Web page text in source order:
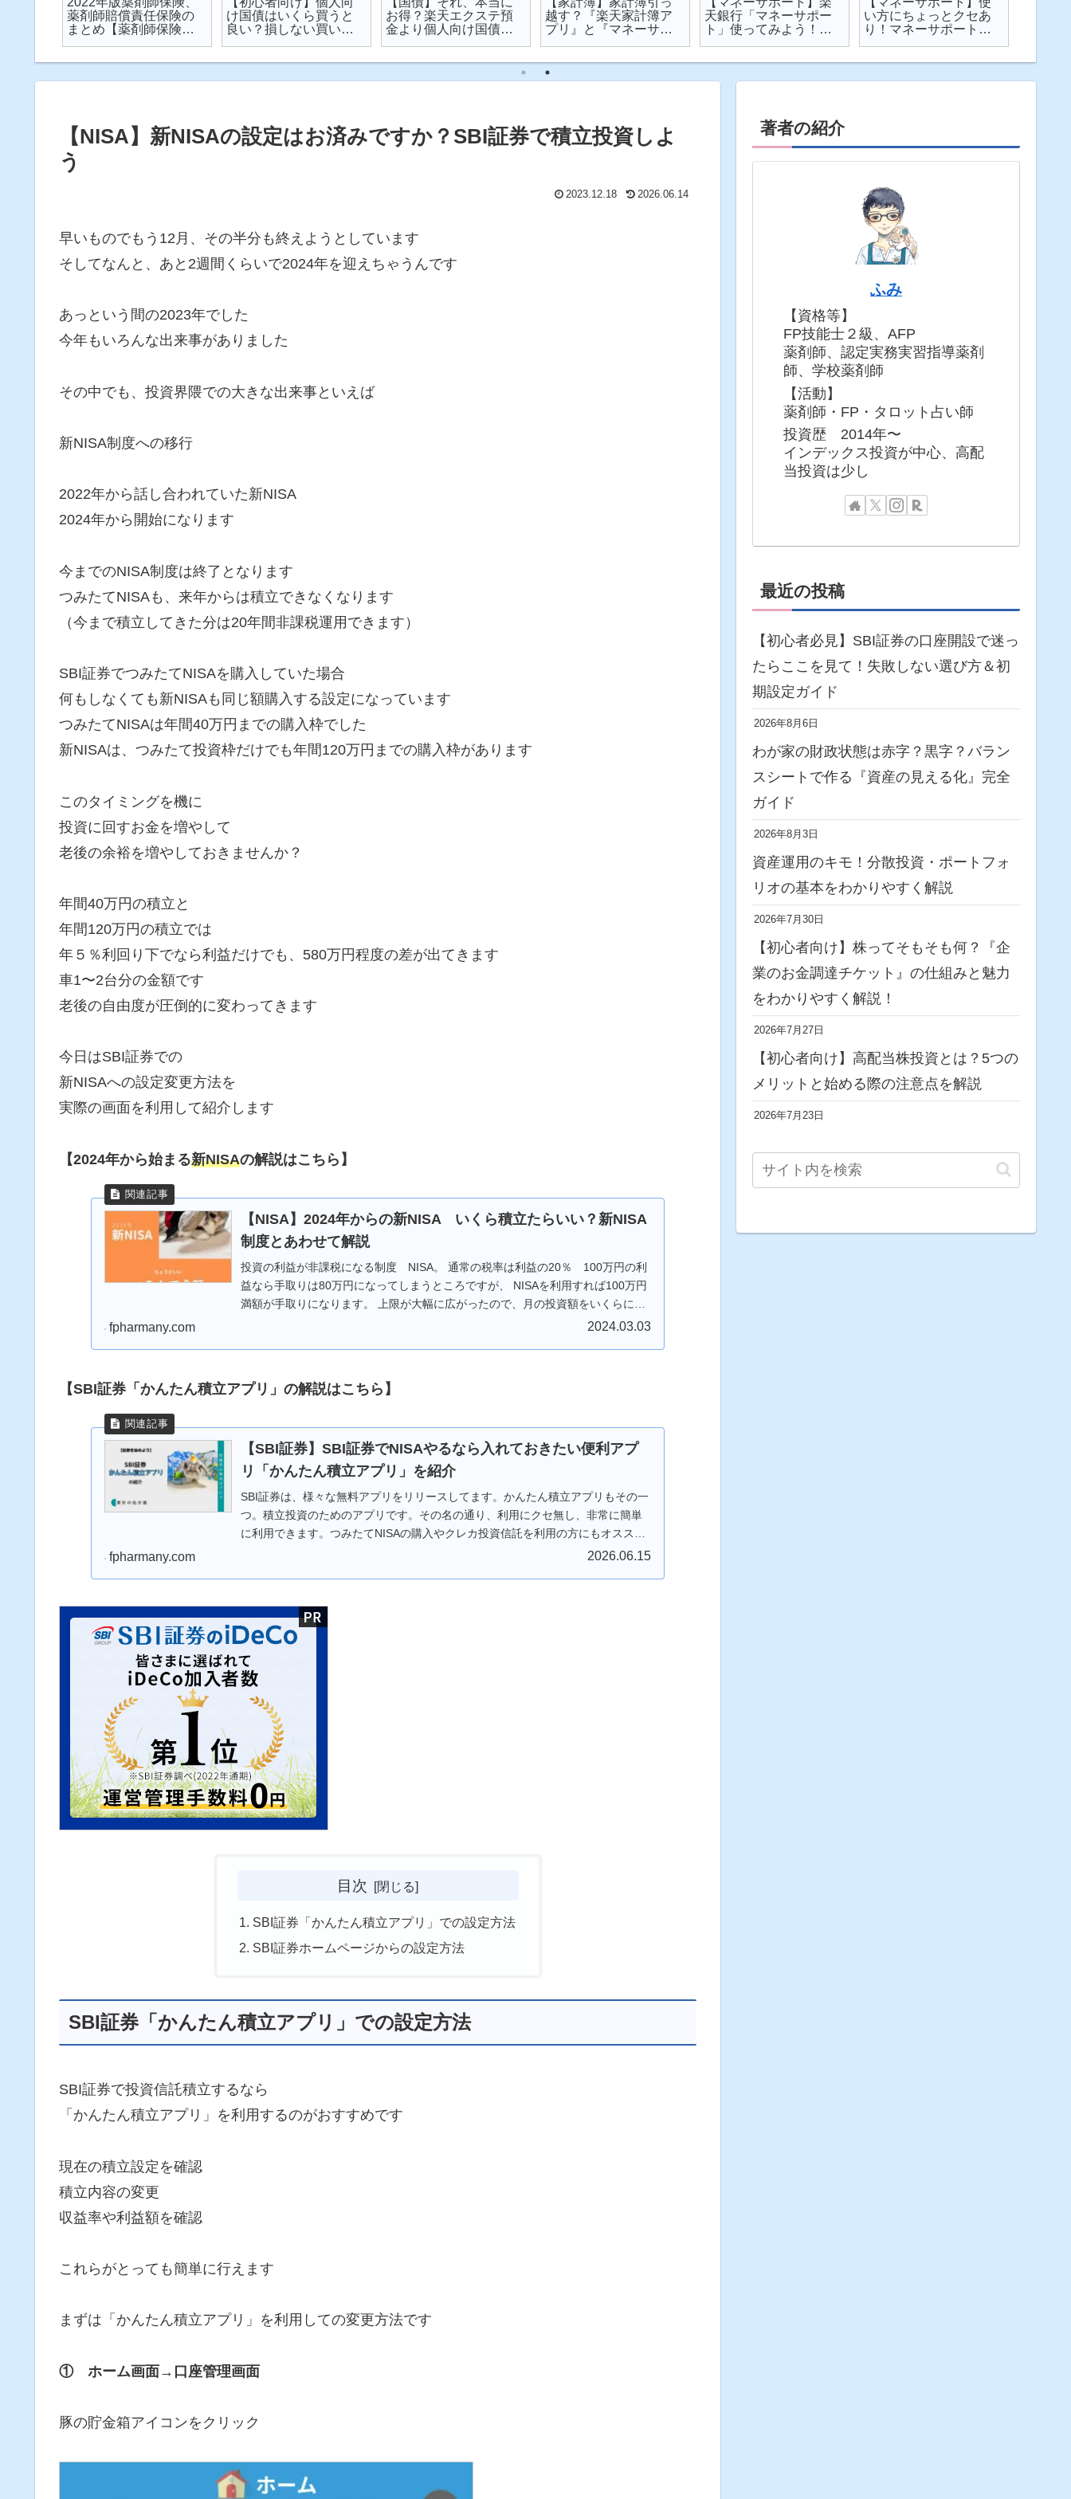
薬剤師賠償責任保険の
まとめ【薬剤師保険】
け国債はいくら買うと
良い？損しない買い方
お得？楽天エクステ預
金より個人向け国債を
越す？『楽天家計簿ア
プリ』と『マネーサポ
天銀行「マネーサポー
ト」使ってみよう！
い方にちょっとクセあ
り！マネーサポートの
【NISA】新NISAの設定はお済みですか？SBI証券で積立投資しよ
う
2023.12.18 2026.06.14
早いものでもう12月、その半分も終えようとしています
そしてなんと、あと2週間くらいで2024年を迎えちゃうんです
あっという間の2023年でした
今年もいろんな出来事がありました
その中でも、投資界隈での大きな出来事といえば
新NISA制度への移行
2022年から話し合われていた新NISA
2024年から開始になります
今までのNISA制度は終了となります
つみたてNISAも、来年からは積立できなくなります
（今まで積立してきた分は20年間非課税運用できます）
SBI証券でつみたてNISAを購入していた場合
何もしなくても新NISAも同じ額購入する設定になっています
つみたてNISAは年間40万円までの購入枠でした
新NISAは、つみたて投資枠だけでも年間120万円までの購入枠があります
このタイミングを機に
投資に回すお金を増やして
老後の余裕を増やしておきませんか？
年間40万円の積立と
年間120万円の積立では
年５％利回り下でなら利益だけでも、580万円程度の差が出てきます
車1〜2台分の金額です
老後の自由度が圧倒的に変わってきます
今日はSBI証券での
新NISAへの設定変更方法を
実際の画面を利用して紹介します
【2024年から始まる新NISAの解説はこちら】
【NISA】2024年からの新NISA いくら積立たらいい？新NISA
制度とあわせて解説
投資の利益が非課税になる制度 NISA。 通常の税率は利益の20％ 100万円の利
益なら手取りは80万円になってしまうところですが、 NISAを利用すれば100万円
満額が手取りになります。 上限が大幅に広がったので、月の投資額をいくらにし
ようか悩みませんか？ 今回は、年収から考えたNISA利用額を紹介します。
fpharmany.com 2024.03.03
【SBI証券「かんたん積立アプリ」の解説はこちら】
【SBI証券】SBI証券でNISAやるなら入れておきたい便利アプ
リ「かんたん積立アプリ」を紹介
SBI証券は、様々な無料アプリをリリースしてます。かんたん積立アプリもその一
つ。積立投資のためのアプリです。その名の通り、利用にクセ無し、非常に簡単
に利用できます。つみたてNISAの購入やクレカ投資信託を利用の方にもオススメ
です。今回はその「かんたん積立アプリ」使い方の紹介です。＃投資＃SBI証券＃
fpharmany.com 2026.06.15
目次
SBI証券「かんたん積立アプリ」での設定方法
SBI証券ホームページからの設定方法
SBI証券「かんたん積立アプリ」での設定方法
SBI証券で投資信託積立するなら
「かんたん積立アプリ」を利用するのがおすすめです
現在の積立設定を確認
積立内容の変更
収益率や利益額を確認
これらがとっても簡単に行えます
まずは「かんたん積立アプリ」を利用しての変更方法です
① ホーム画面→口座管理画面
豚の貯金箱アイコンをクリック
著者の紹介
ふみ
【資格等】
FP技能士２級、AFP
薬剤師、認定実務実習指導薬剤
師、学校薬剤師
【活動】
薬剤師・FP・タロット占い師
投資歴 2014年〜
インデックス投資が中心、高配
当投資は少し
最近の投稿
【初心者必見】SBI証券の口座開設で迷っ
たらここを見て！失敗しない選び方＆初
期設定ガイド
2026年8月6日
わが家の財政状態は赤字？黒字？バラン
スシートで作る『資産の見える化』完全
ガイド
2026年8月3日
資産運用のキモ！分散投資・ポートフォ
リオの基本をわかりやすく解説
2026年7月30日
【初心者向け】株ってそもそも何？『企
業のお金調達チケット』の仕組みと魅力
をわかりやすく解説！
2026年7月27日
【初心者向け】高配当株投資とは？5つの
メリットと始める際の注意点を解説
2026年7月23日